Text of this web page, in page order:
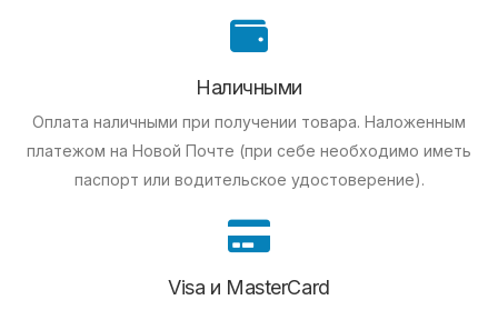
Наличными
Оплата наличными при получении товара. Наложенным
платежом на Новой Почте (при себе необходимо иметь
паспорт или водительское удостоверение).
Visa и MasterCard